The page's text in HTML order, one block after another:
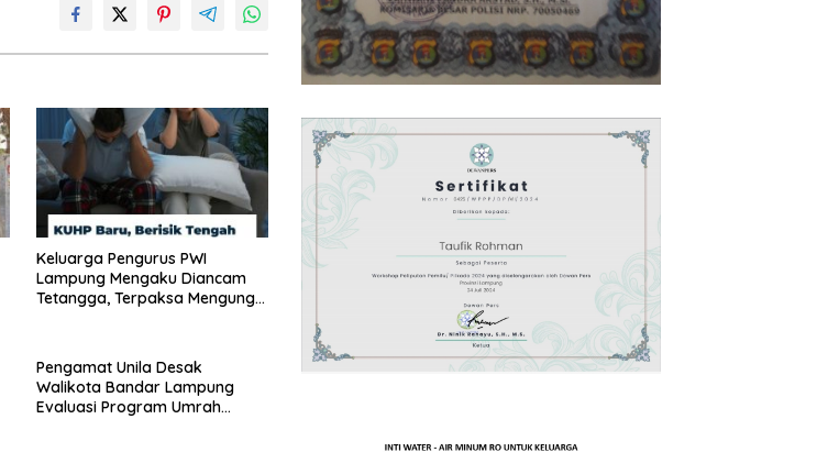
Keluarga Pengurus PWI
Lampung Mengaku Diancam
Tetangga, Terpaksa Mengungsi
Pengamat Unila Desak
Walikota Bandar Lampung
Evaluasi Program Umrah